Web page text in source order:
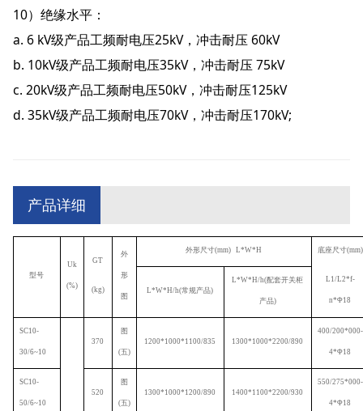
10）绝缘水平：
a. 6 kV级产品工频耐电压25kV，冲击耐压 60kV
b. 10kV级产品工频耐电压35kV，冲击耐压 75kV
c. 20kV级产品工频耐电压50kV，冲击耐压125kV
d. 35kV级产品工频耐电压70kV，冲击耐压170kV;
产品详细
型号
Uk
(%)
GT
(kg)
外
形
图
外形尺寸(mm) L*W*H 底座尺寸(mm)
L1/L2*f-
n*Φ18
L*W*H/h(常规产品)
L*W*H/h(配套开关柜
产品)
SC10-
30/6~10
370
图
(五)
1200*1000*1100/835 1300*1000*2200/890
400/200*000-
4*Φ18
SC10-
50/6~10
520
图
(五)
1300*1000*1200/890 1400*1100*2200/930
550/275*000-
4*Φ18